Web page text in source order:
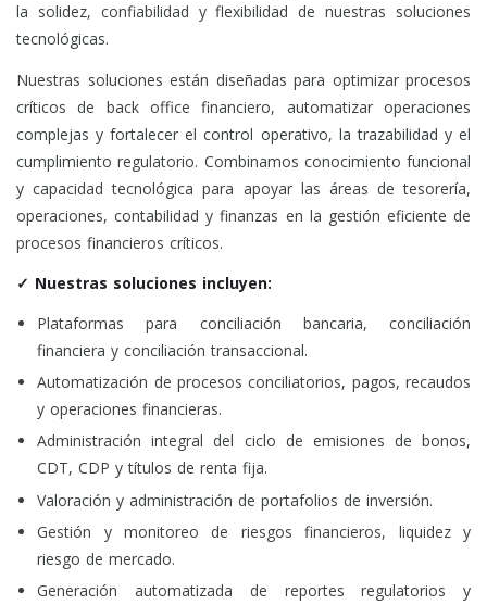
la solidez, confiabilidad y flexibilidad de nuestras soluciones
tecnológicas.
Nuestras soluciones están diseñadas para optimizar procesos
críticos de back office financiero, automatizar operaciones
complejas y fortalecer el control operativo, la trazabilidad y el
cumplimiento regulatorio. Combinamos conocimiento funcional
y capacidad tecnológica para apoyar las áreas de tesorería,
operaciones, contabilidad y finanzas en la gestión eficiente de
procesos financieros críticos.
✓ Nuestras soluciones incluyen:
Plataformas para conciliación bancaria, conciliación
financiera y conciliación transaccional.
Automatización de procesos conciliatorios, pagos, recaudos
y operaciones financieras.
Administración integral del ciclo de emisiones de bonos,
CDT, CDP y títulos de renta fija.
Valoración y administración de portafolios de inversión.
Gestión y monitoreo de riesgos financieros, liquidez y
riesgo de mercado.
Generación automatizada de reportes regulatorios y